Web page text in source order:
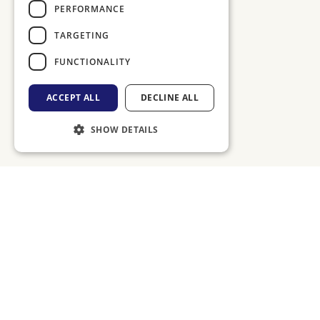
PERFORMANCE
TARGETING
FUNCTIONALITY
ACCEPT ALL DECLINE ALL
SHOW DETAILS